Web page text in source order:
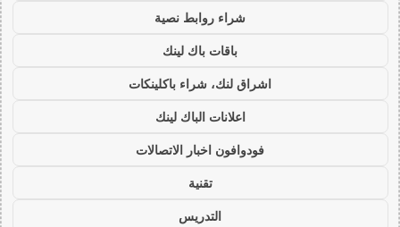
شراء روابط نصية
باقات باك لينك
اشراق لنك، شراء باكلينكات
اعلانات الباك لينك
فودوافون اخبار الاتصالات
تقنية
التدريس